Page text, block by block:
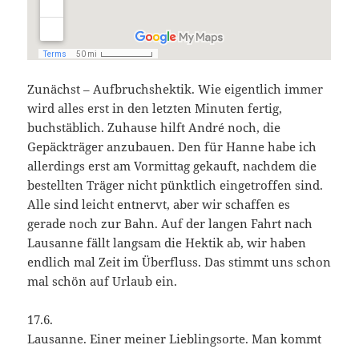
Zunächst – Aufbruchshektik. Wie eigentlich immer
wird alles erst in den letzten Minuten fertig,
buchstäblich. Zuhause hilft André noch, die
Gepäckträger anzubauen. Den für Hanne habe ich
allerdings erst am Vormittag gekauft, nachdem die
bestellten Träger nicht pünktlich eingetroffen sind.
Alle sind leicht entnervt, aber wir schaffen es
gerade noch zur Bahn. Auf der langen Fahrt nach
Lausanne fällt langsam die Hektik ab, wir haben
endlich mal Zeit im Überfluss. Das stimmt uns schon
mal schön auf Urlaub ein.
17.6.
Lausanne. Einer meiner Lieblingsorte. Man kommt